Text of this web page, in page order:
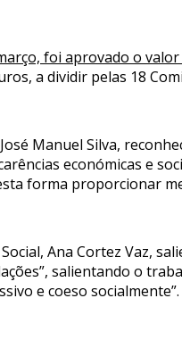
foi aprovado o
a dividir pelas 18
Manuel Silva,
económicas e
forma proporcionar
Ana Cortez Vaz,
salientando o
e coeso socialmente”.